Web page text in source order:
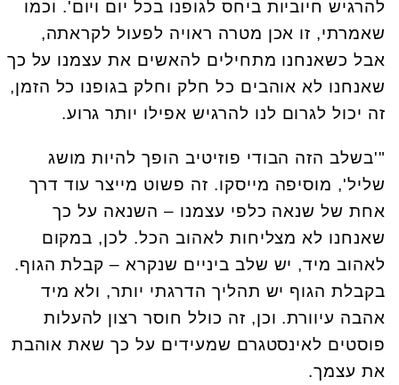
להרגיש חיוביות ביחס לגופנו בכל יום ויום'. וכמו
שאמרתי, זו אכן מטרה ראויה לפעול לקראתה,
אבל כשאנחנו מתחילים להאשים את עצמנו על כך
שאנחנו לא אוהבים כל חלק וחלק בגופנו כל הזמן,
זה יכול לגרום לנו להרגיש אפילו יותר גרוע.
"'בשלב הזה הבודי פוזיטיב הופך להיות מושג
שליל', מוסיפה מייסקו. זה פשוט מייצר עוד דרך
אחת של שנאה כלפי עצמנו – השנאה על כך
שאנחנו לא מצליחות לאהוב הכל. לכן, במקום
לאהוב מיד, יש שלב ביניים שנקרא – קבלת הגוף.
בקבלת הגוף יש תהליך הדרגתי יותר, ולא מיד
אהבה עיוורת. וכן, זה כולל חוסר רצון להעלות
פוסטים לאינסטגרם שמעידים על כך שאת אוהבת
את עצמך.